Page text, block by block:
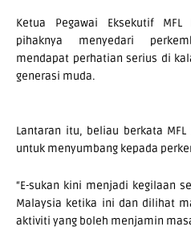
Ketua Pegawai Eksekutif
pihaknya menyedari
mendapat perhatian serius di
generasi muda.
Lantaran itu, beliau berkata
untuk menyumbang kepada
“E-sukan kini menjadi kegilaan
Malaysia ketika ini dan dilihat
aktiviti yang boleh menjamin